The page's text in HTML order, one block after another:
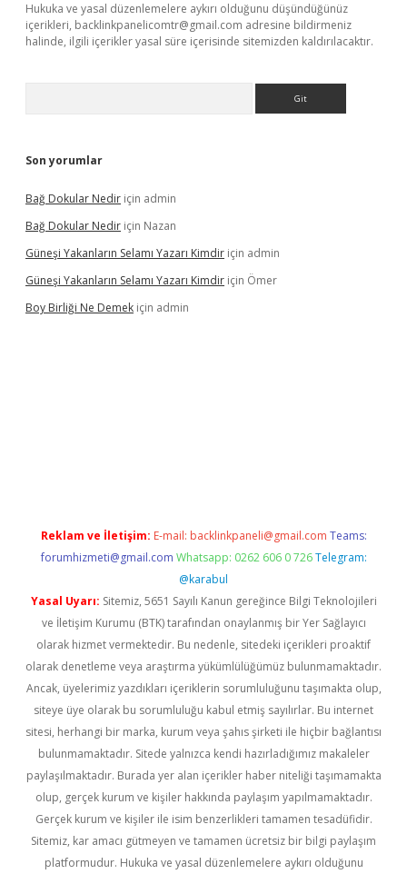
Hukuka ve yasal düzenlemelere aykırı olduğunu düşündüğünüz
içerikleri, backlinkpanelicomtr@gmail.com adresine bildirmeniz
halinde, ilgili içerikler yasal süre içerisinde sitemizden kaldırılacaktır.
Son yorumlar
Bağ Dokular Nedir için admin
Bağ Dokular Nedir için Nazan
Güneşi Yakanların Selamı Yazarı Kimdir için admin
Güneşi Yakanların Selamı Yazarı Kimdir için Ömer
Boy Birliği Ne Demek için admin
Reklam ve İletişim: E-mail: backlinkpaneli@gmail.com Teams:
forumhizmeti@gmail.com Whatsapp: 0262 606 0 726 Telegram:
@karabul
Yasal Uyarı: Sitemiz, 5651 Sayılı Kanun gereğince Bilgi Teknolojileri
ve İletişim Kurumu (BTK) tarafından onaylanmış bir Yer Sağlayıcı
olarak hizmet vermektedir. Bu nedenle, sitedeki içerikleri proaktif
olarak denetleme veya araştırma yükümlülüğümüz bulunmamaktadır.
Ancak, üyelerimiz yazdıkları içeriklerin sorumluluğunu taşımakta olup,
siteye üye olarak bu sorumluluğu kabul etmiş sayılırlar. Bu internet
sitesi, herhangi bir marka, kurum veya şahıs şirketi ile hiçbir bağlantısı
bulunmamaktadır. Sitede yalnızca kendi hazırladığımız makaleler
paylaşılmaktadır. Burada yer alan içerikler haber niteliği taşımamakta
olup, gerçek kurum ve kişiler hakkında paylaşım yapılmamaktadır.
Gerçek kurum ve kişiler ile isim benzerlikleri tamamen tesadüfidir.
Sitemiz, kar amacı gütmeyen ve tamamen ücretsiz bir bilgi paylaşım
platformudur. Hukuka ve yasal düzenlemelere aykırı olduğunu